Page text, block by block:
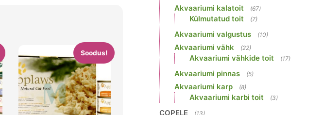
Soodus!
Akvaariumi kalatoit (67)
Külmutatud toit (7)
Akvaariumi valgustus (10)
Akvaariumi vähk (22)
Akvaariumi vähkide toit (17)
Akvaariumi pinnas (5)
Akvaariumi karp (8)
Akvaariumi karbi toit (3)
COPELE (13)